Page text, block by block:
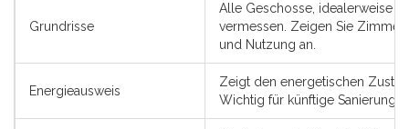
Grundrisse
Alle Geschosse, idealerweise
vermessen. Zeigen Sie
und Nutzung an.
Energieausweis
Zeigt den energetischen
Wichtig für künftige